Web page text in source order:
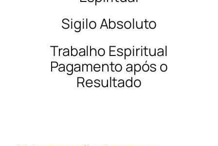
Sigilo Absoluto
Trabalho Espiritual
Pagamento após o
Resultado